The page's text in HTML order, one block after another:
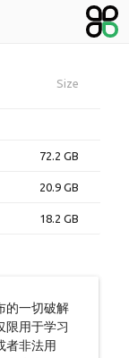
Size
72.2 GB
20.9 GB
18.2 GB